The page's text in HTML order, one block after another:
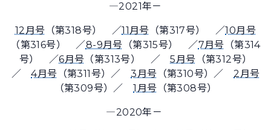
―2021年－
12月号 （第318号） ／11月号 （第317号） ／10月号
（第316号） ／8-9月号 （第315号） ／7月号 （第314
号） ／6月号 （第313号） ／5月号 （第312号）
／4月号 （第311号）／3月号 （第310号）／2月号
（第309号）／1月号 （第308号）
―2020年－